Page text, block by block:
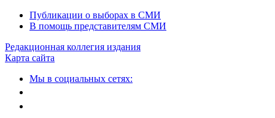
Публикации о выборах в СМИ
В помощь представителям СМИ
Редакционная коллегия издания
Карта сайта
Мы в социальных сетях: